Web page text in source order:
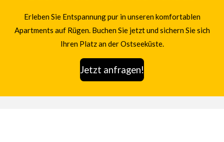
Erleben Sie Entspannung pur in unseren komfortablen
Apartments auf Rügen. Buchen Sie jetzt und sichern Sie sich
Ihren Platz an der Ostseeküste.
Jetzt anfragen!